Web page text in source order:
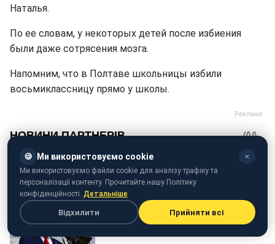
Наталья.
По ее словам, у некоторых детей после избиения
были даже сотрясения мозга.
Напомним, что в Полтаве школьницы избили
восьмиклассницу прямо у школы.
🍪 Ми використовуємо cookie ✕
Ми використовуємо файли cookie для аналізу трафіку та
персоналізації контенту. Прочитайте нашу Політику
конфіденційності. Детальніше
Відхилити Прийняти всі